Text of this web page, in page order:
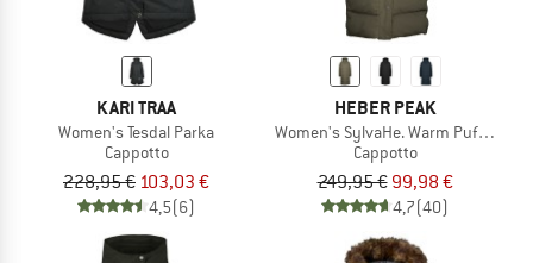
KARI TRAA
Women's Tesdal Parka
Cappotto
228,95 € 103,03 €
4,5(6)
HEBER PEAK
Women's SylvaHe. Warm Puff Coat
Cappotto
249,95 € 99,98 €
4,7(40)